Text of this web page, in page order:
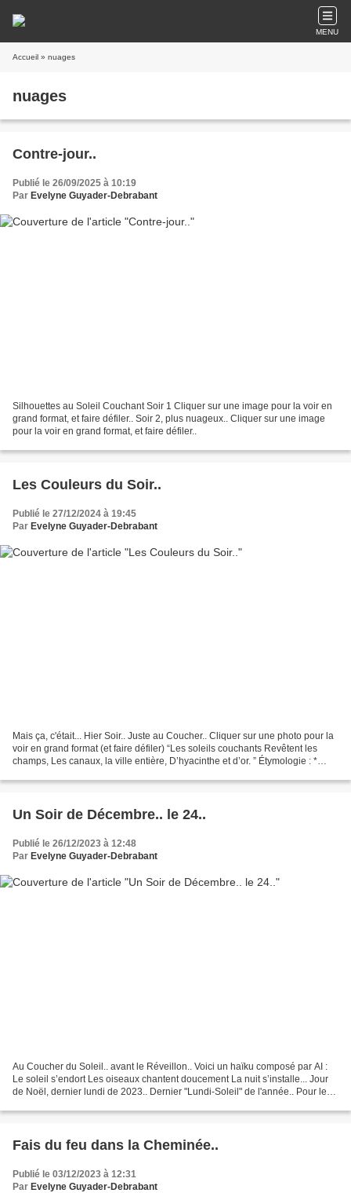
MENU
Accueil » nuages
nuages
Contre-jour..
Publié le 26/09/2025 à 10:19
Par Evelyne Guyader-Debrabant
Silhouettes au Soleil Couchant Soir 1 Cliquer sur une image pour la voir en
grand format, et faire défiler.. Soir 2, plus nuageux.. Cliquer sur une image
pour la voir en grand format, et faire défiler..
Les Couleurs du Soir..
Publié le 27/12/2024 à 19:45
Par Evelyne Guyader-Debrabant
Mais ça, c'était... Hier Soir.. Juste au Coucher.. Cliquer sur une photo pour la
voir en grand format (et faire défiler) “Les soleils couchants Revêtent les
champs, Les canaux, la ville entière, D’hyacinthe et d’or. ” Étymologie : *
Un Soir de Décembre.. le 24..
Publié le 26/12/2023 à 12:48
Par Evelyne Guyader-Debrabant
Au Coucher du Soleil.. avant le Réveillon.. Voici un haïku composé par AI :
Le soleil s’endort Les oiseaux chantent doucement La nuit s’installe... Jour
de Noël, dernier lundi de 2023.. Dernier "Lundi-Soleil" de l'année.. Pour le
Fais du feu dans la Cheminée..
Publié le 03/12/2023 à 12:31
Par Evelyne Guyader-Debrabant